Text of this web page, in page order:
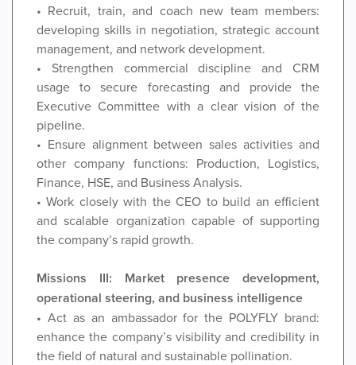
• Recruit, train, and coach new team members:
developing skills in negotiation, strategic account
management, and network development.
• Strengthen commercial discipline and CRM
usage to secure forecasting and provide the
Executive Committee with a clear vision of the
pipeline.
• Ensure alignment between sales activities and
other company functions: Production, Logistics,
Finance, HSE, and Business Analysis.
• Work closely with the CEO to build an efficient
and scalable organization capable of supporting
the company’s rapid growth.
Missions III: Market presence development,
operational steering, and business intelligence
• Act as an ambassador for the POLYFLY brand:
enhance the company’s visibility and credibility in
the field of natural and sustainable pollination.